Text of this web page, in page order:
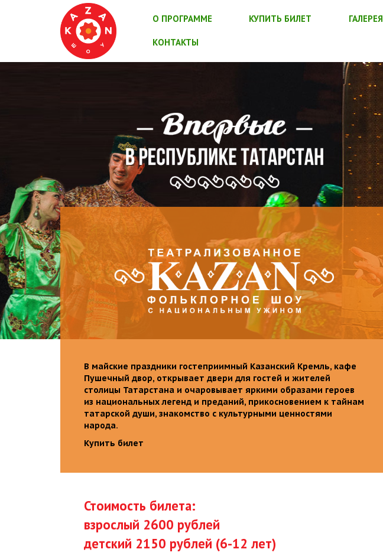
О ПРОГРАММЕ КУПИТЬ БИЛЕТ ГАЛЕРЕЯ
КОНТАКТЫ
В майские праздники гостеприимный Казанский Кремль, кафе
Пушечный двор, открывает двери для гостей и жителей
столицы Татарстана и очаровывает яркими образами героев
из национальных легенд и преданий, прикосновением к тайнам
татарской души, знакомство с культурными ценностями
народа.
Купить билет
Стоимость билета:
взрослый 2600 рублей
детский 2150 рублей (6-12 лет)